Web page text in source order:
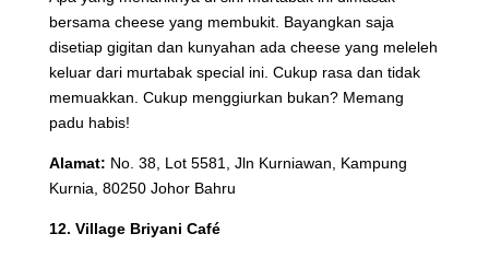
bersama cheese yang membukit. Bayangkan saja
disetiap gigitan dan kunyahan ada cheese yang meleleh
keluar dari murtabak special ini. Cukup rasa dan tidak
memuakkan. Cukup menggiurkan bukan? Memang
padu habis!
Alamat: No. 38, Lot 5581, Jln Kurniawan, Kampung
Kurnia, 80250 Johor Bahru
12. Village Briyani Café